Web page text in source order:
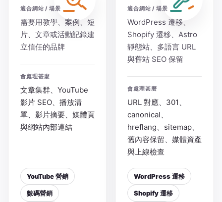
適合網站 / 場景
需要用教學、案例、短
片、文章或活動記錄建
立信任的品牌
會處理甚麼
文章集群、YouTube
影片 SEO、播放清
單、影片摘要、媒體頁
與網站內部連結
YouTube 營銷
數碼營銷
適合網站 / 場景
WordPress 遷移、
Shopify 遷移、Astro
靜態站、多語言 URL
與舊站 SEO 保留
會處理甚麼
URL 對應、301、
canonical、
hreflang、sitemap、
舊內容保留、媒體資產
與上線檢查
WordPress 遷移
Shopify 遷移